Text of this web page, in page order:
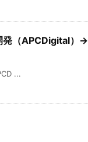
発（APCDigital）→
...